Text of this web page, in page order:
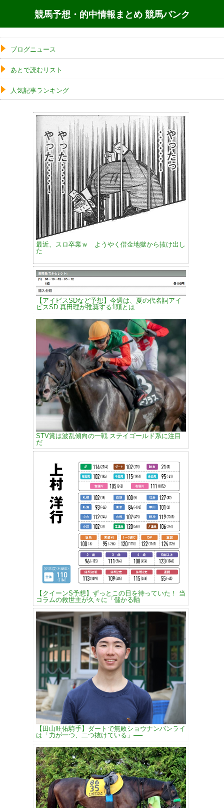
競馬予想・的中情報まとめ 競馬バンク
ブログニュース
あとで読むリスト
人気記事ランキング
最近、スロ卒業ｗ ようやく借金地獄から抜け出し
た
【アイビスSDなど予想】今週は、夏の代名詞アイ
ビスSD 真田理が推奨する1頭とは
STV賞は波乱傾向の一戦 ステイゴールド系に注目
だ
【クイーンS予想】ずっとこの日を待っていた！ 当
コラムの救世主が久々に「儲かる軸
【田山旺佑騎手】ダートで無敗ショウナンバンライ
は「力が一つ、二つ抜けている」──